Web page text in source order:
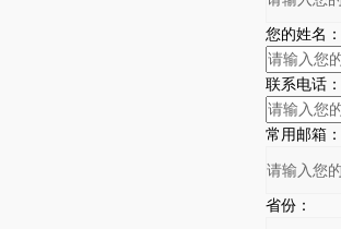
您的姓名：
联系电话：
常用邮箱：
省份：